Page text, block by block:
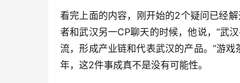
看完上面的内容，刚开始的2个疑问已经
者和武汉另一CP聊天的时候，他说，“武
流，形成产业链和代表武汉的产品。”游
年，这2件事成真不是没有可能性。